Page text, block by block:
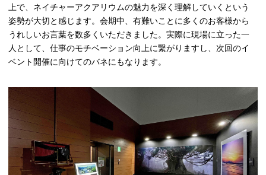
上で、ネイチャーアクアリウムの魅力を深く理解していくという
姿勢が大切と感じます。会期中、有難いことに多くのお客様から
うれしいお言葉を数多くいただきました。実際に現場に立った一
人として、仕事のモチベーション向上に繋がりますし、次回のイ
ベント開催に向けてのバネにもなります。